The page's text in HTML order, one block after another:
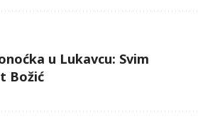
u Lukavcu: Svim
Božić